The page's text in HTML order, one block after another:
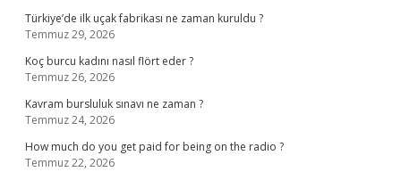
Türkiye’de ilk uçak fabrikası ne zaman kuruldu ?
Temmuz 29, 2026
Koç burcu kadını nasıl flört eder ?
Temmuz 26, 2026
Kavram bursluluk sınavı ne zaman ?
Temmuz 24, 2026
How much do you get paid for being on the radio ?
Temmuz 22, 2026